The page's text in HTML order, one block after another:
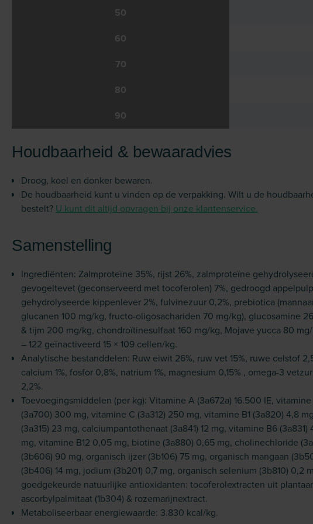
50
60
70
80
90
Houdbaarheid & bewaaradvies
Droog, koel en donker bewaren.
De houdbaarheid kunt u vinden op de verpakking. Wilt u de
bestelt? U kunt dit altijd opvragen bij onze klantenservice.
Samenstelling
Ingrediënten: Zalmproteïne 35%, rijst 26%, zalmproteïne
gevogeltevet (geconserveerd met tocoferolen) 7%, gedroogd
gehydrolyseerde kippenlever 2%, fulvinezuur 0,2%, prebiotica
glucanen 100 mg/kg, fructo-oligosachariden 70 mg/kg), glucosamine
& tijm 200 mg/kg, chondroïtinesulfaat 160 mg/kg, Mojave yucca 80
– 122 geïnactiveerd 15 × 109 cellen/kg.
Analytische bestanddelen: Ruw eiwit 26%, ruw vet 15%, ruwe celstof
calcium 1%, fosfor 0,8%, natrium 1%, magnesium 0,15% , omega-3
2,2%.
Toevoegingsmiddelen (per kg): Vitamine A (3a672a) 16.500 IE, vitamine
(3a700) 300 mg, vitamine C (3a312) 250 mg, vitamine B1 (3a820) 4,8
(3a315) 23 mg, calciumpantothenaat (3a841) 12 mg, vitamine B6
mg, vitamine B12 0,05 mg, biotine (3a880) 0,65 mg, cholinechloride
(3b606) 90 mg, organisch ijzer (3b106) 75 mg, organisch mangaan
(3b406) 14 mg, jodium (3b201) 0,7 mg, organisch selenium (3b810) 0,2
goedgekeurde natuurlijke antioxidanten: tocoferolextracten uit
ascorbylpalmitaat (1b304) & rozemarijnextract.
Metaboliseerbaar energiewaarde: 3.830 kcal/kg.